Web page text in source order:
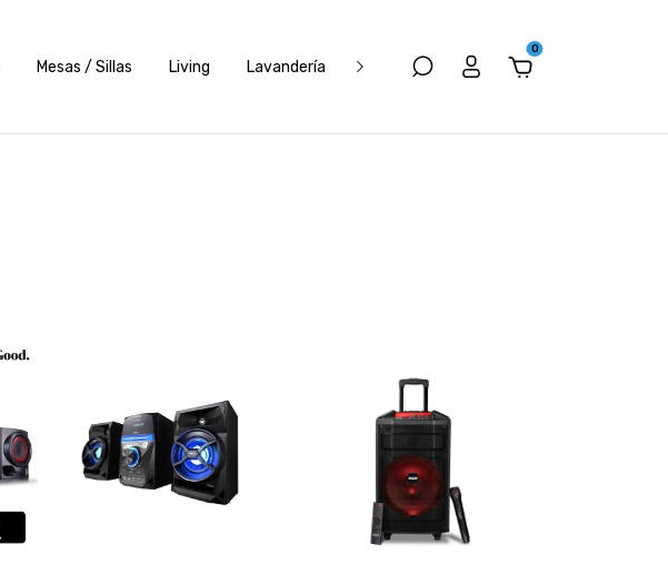
Mesas / Sillas Living Lavandería Electrónica Muebles
0